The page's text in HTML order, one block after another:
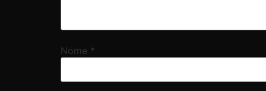
Nome *